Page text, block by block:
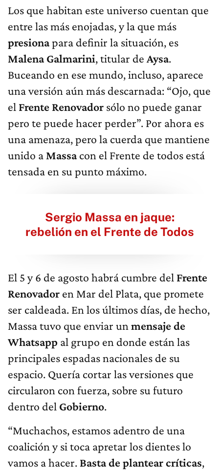
Los que habitan este universo cuentan que
entre las más enojadas, y la que más
presionapara definir la situación, es
Malena Galmarini, titular de Aysa.
Buceando en ese mundo, incluso, aparece
una versión aún más descarnada: “Ojo, que
el Frente Renovador sólo no puede ganar
pero te puede hacer perder”. Por ahora es
una amenaza, pero la cuerda que mantiene
unido a Massacon el Frente de todos está
tensada en su punto máximo.
Sergio Massa en jaque:
rebelión en el Frente de Todos
El 5 y 6 de agosto habrá cumbre del Frente
Renovador en Mar del Plata, que promete
ser caldeada. En los últimos días, de hecho,
Massa tuvo que enviar un mensaje de
Whatsapp al grupo en donde están las
principales espadas nacionales de su
espacio. Quería cortar las versiones que
circularon con fuerza, sobre su futuro
dentro del Gobierno.
“Muchachos, estamos adentro de una
coalición y si toca apretar los dientes lo
vamos a hacer. Basta de plantear críticas,